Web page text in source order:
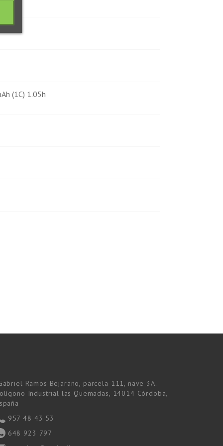
(1C) 1.05h
Ramos Bejarano, parcela 111, nave 3A.
Industrial las Quemadas, 14014 Córdoba,
957 48 43 53
648 923 797